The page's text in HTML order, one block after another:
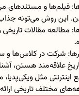
فیلم‌ها و مستند‌های
این روش می‌تونه جذاب
مطالعه مقالات
شرکت در کلاس‌ها و
علاقه‌مند هستن،
اینترنتی مثل
مختلف تاریخی